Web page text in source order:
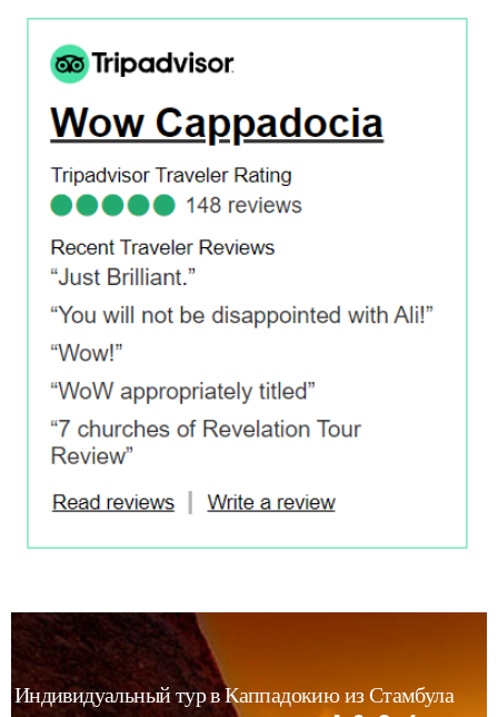
Индивидуальный тур в Каппадокию из Стамбула